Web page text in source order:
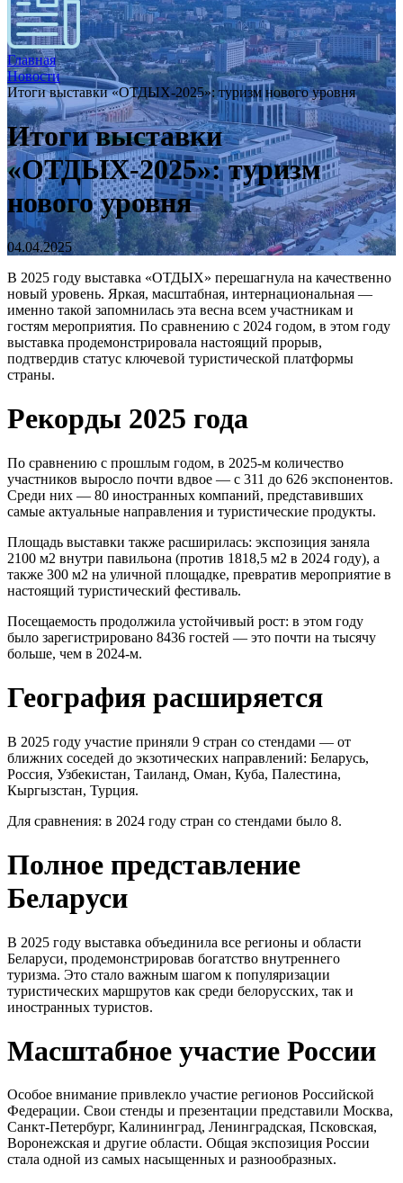
Главная
Новости
Итоги выставки «ОТДЫХ-2025»: туризм нового уровня
Итоги выставки
«ОТДЫХ-2025»: туризм
нового уровня
04.04.2025
В 2025 году выставка «ОТДЫХ» перешагнула на качественно
новый уровень. Яркая, масштабная, интернациональная —
именно такой запомнилась эта весна всем участникам и
гостям мероприятия. По сравнению с 2024 годом, в этом году
выставка продемонстрировала настоящий прорыв,
подтвердив статус ключевой туристической платформы
страны.
Рекорды 2025 года
По сравнению с прошлым годом, в 2025-м количество
участников выросло почти вдвое — с 311 до 626 экспонентов.
Среди них — 80 иностранных компаний, представивших
самые актуальные направления и туристические продукты.
Площадь выставки также расширилась: экспозиция заняла
2100 м2 внутри павильона (против 1818,5 м2 в 2024 году), а
также 300 м2 на уличной площадке, превратив мероприятие в
настоящий туристический фестиваль.
Посещаемость продолжила устойчивый рост: в этом году
было зарегистрировано 8436 гостей — это почти на тысячу
больше, чем в 2024-м.
География расширяется
В 2025 году участие приняли 9 стран со стендами — от
ближних соседей до экзотических направлений: Беларусь,
Россия, Узбекистан, Таиланд, Оман, Куба, Палестина,
Кыргызстан, Турция.
Для сравнения: в 2024 году стран со стендами было 8.
Полное представление
Беларуси
В 2025 году выставка объединила все регионы и области
Беларуси, продемонстрировав богатство внутреннего
туризма. Это стало важным шагом к популяризации
туристических маршрутов как среди белорусских, так и
иностранных туристов.
Масштабное участие России
Особое внимание привлекло участие регионов Российской
Федерации. Свои стенды и презентации представили Москва,
Санкт-Петербург, Калининград, Ленинградская, Псковская,
Воронежская и другие области. Общая экспозиция России
стала одной из самых насыщенных и разнообразных.